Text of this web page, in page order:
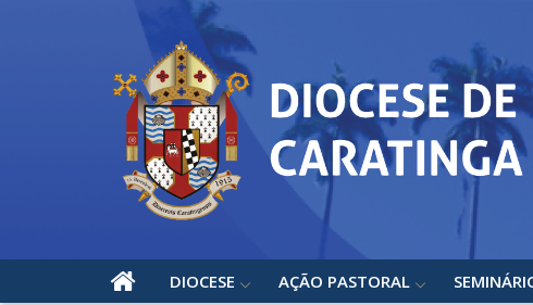
DIOCESE AÇÃO PASTORAL